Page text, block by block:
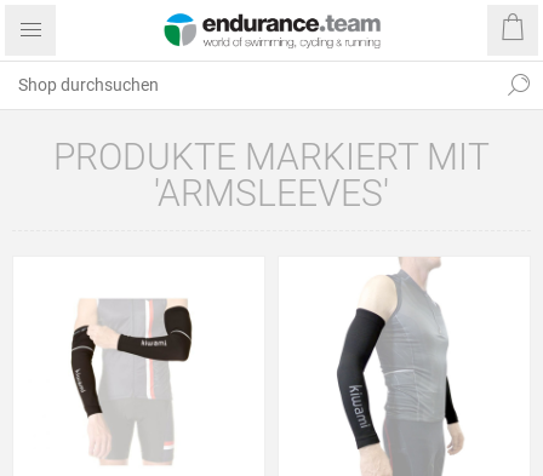
PRODUKTE MARKIERT MIT
'ARMSLEEVES'